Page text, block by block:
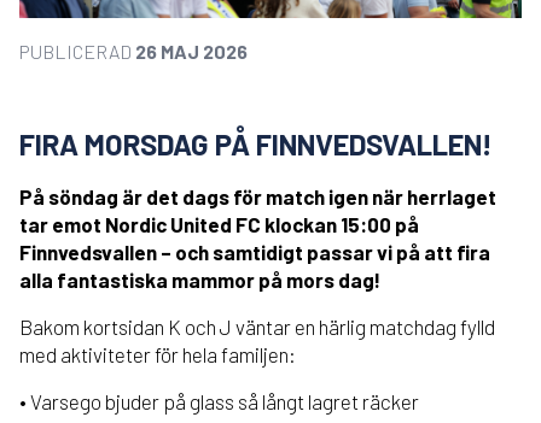
PUBLICERAD 26 MAJ 2026
FIRA MORSDAG PÅ FINNVEDSVALLEN!
På söndag är det dags för match igen när herrlaget
tar emot Nordic United FC klockan 15:00 på
Finnvedsvallen – och samtidigt passar vi på att fira
alla fantastiska mammor på mors dag!
Bakom kortsidan K och J väntar en härlig matchdag fylld
med aktiviteter för hela familjen:
• Varsego bjuder på glass så långt lagret räcker